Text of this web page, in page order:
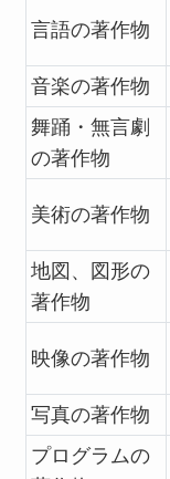
言語の著作物
音楽の著作物
舞踊・無言劇
の著作物
美術の著作物
地図、図形の
著作物
映像の著作物
写真の著作物
プログラムの